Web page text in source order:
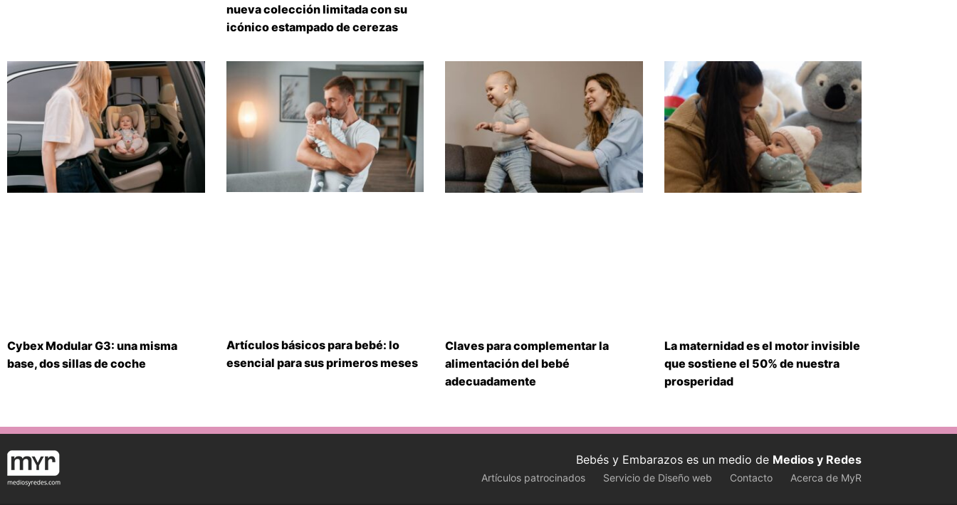
nueva colección limitada con su
icónico estampado de cerezas
Cybex Modular G3: una misma
base, dos sillas de coche
Artículos básicos para bebé: lo
esencial para sus primeros meses
Claves para complementar la
alimentación del bebé
adecuadamente
La maternidad es el motor invisible
que sostiene el 50% de nuestra
prosperidad
Bebés y Embarazos es un medio de Medios y Redes
Artículos patrocinados Servicio de Diseño web Contacto Acerca de MyR